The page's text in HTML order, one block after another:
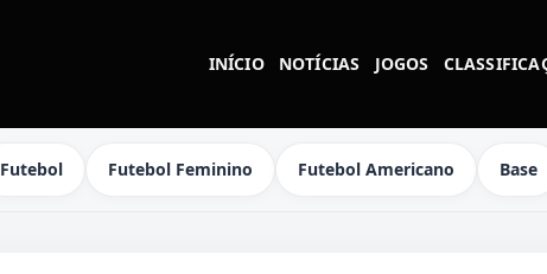
INÍCIO NOTÍCIAS JOGOS
Futebol Futebol Feminino Futebol Americano Base